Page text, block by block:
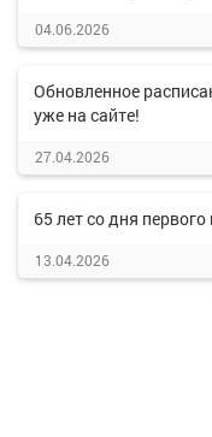
04.06.2026
Обновленное
уже на сайте!
27.04.2026
65 лет со дня
13.04.2026